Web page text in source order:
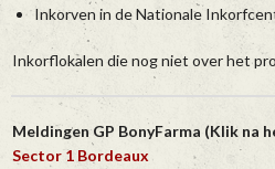
Inkorven in de Nationale
Inkorflokalen die nog niet over het
Meldingen GP BonyFarma (Klik na
Sector 1 Bordeaux